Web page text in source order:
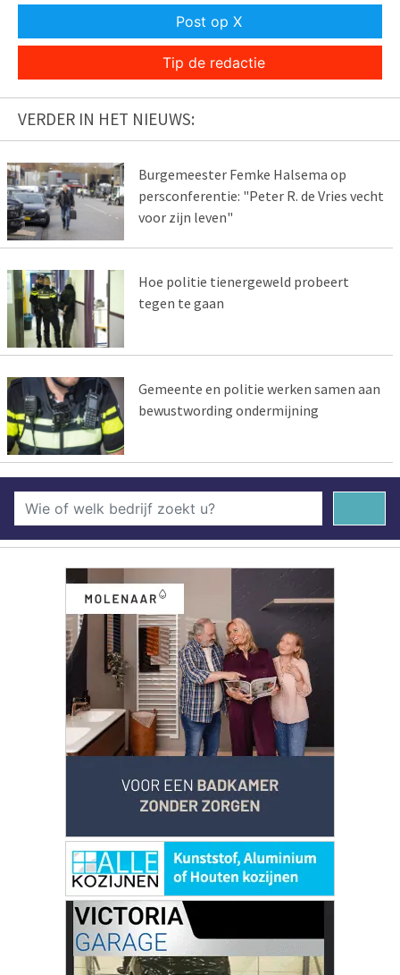
Post op X
Tip de redactie
VERDER IN HET NIEUWS:
Burgemeester Femke Halsema op
persconferentie: "Peter R. de Vries vecht
voor zijn leven"
Hoe politie tienergeweld probeert
tegen te gaan
Gemeente en politie werken samen aan
bewustwording ondermijning